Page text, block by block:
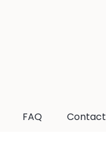
FAQ Contact